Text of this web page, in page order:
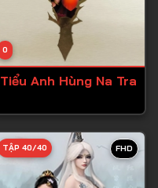
0
Tiểu Anh Hùng Na Tra
FHD
TẬP 40/40